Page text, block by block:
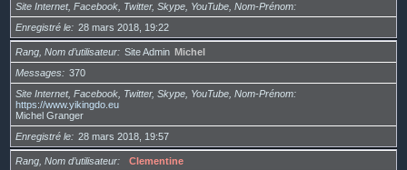
Site Internet, Facebook, Twitter, Skype, YouTube, Nom-Prénom
Enregistré le
28 mars 2018, 19:22
Rang, Nom d’utilisateur Site Admin Michel
Messages
370
Site Internet, Facebook, Twitter, Skype, YouTube, Nom-Prénom
https://www.yikingdo.eu
Michel Granger
Enregistré le
28 mars 2018, 19:57
Rang, Nom d’utilisateur
Clementine